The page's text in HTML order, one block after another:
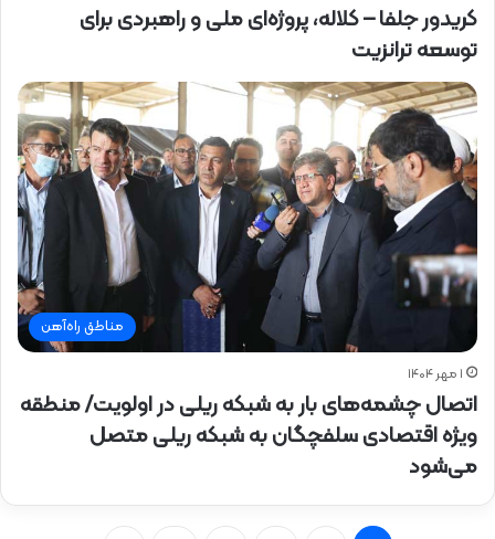
کریدور جلفا – کلاله، پروژه‌ای ملی و راهبردی برای
توسعه ترانزیت
مناطق راه‌آهن
۱ مهر ۱۴۰۴
اتصال چشمه‌های بار به شبکه ریلی در اولویت/ منطقه
ویژه اقتصادی سلفچگان به شبکه ریلی متصل
می‌شود